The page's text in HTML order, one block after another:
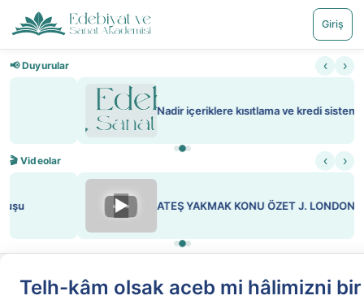
Giriş
📢 Duyurular ‹ ›
Nadir içeriklere kısıtlama ve kredi sistemi getirildi
🎬 Videolar ‹ ›
ATEŞ YAKMAK KONU ÖZET J. LONDON
Telh-kâm olsak aceb mi hâlimizni bir